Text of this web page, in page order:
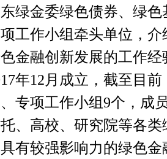
绿金委绿色债券、绿
工作小组牵头单位，
金融创新发展的工作经
年12 月成立，截至目
专项工作小组9个，成
、高校、研究院等各
有较强影响力的绿色金